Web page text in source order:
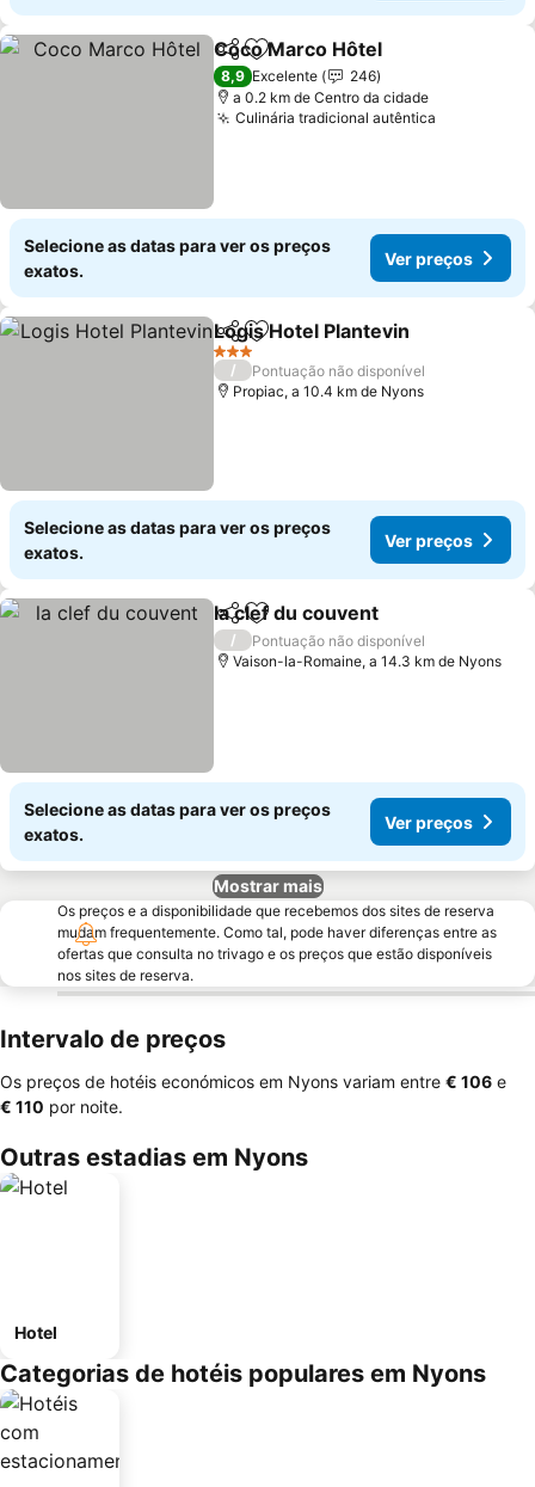
PartilharAdicionar aos favoritos
Coco Marco Hôtel
8,9 Excelente
246
a 0.2 km de Centro da cidade
Culinária tradicional autêntica
Selecione as datas para ver os preços
exatos.
Ver preços
PartilharAdicionar aos favoritos
Logis Hotel Plantevin
3 Estrelas
/
Pontuação não disponível
Propiac, a 10.4 km de Nyons
Selecione as datas para ver os preços
exatos.
Ver preços
PartilharAdicionar aos favoritos
la clef du couvent
/
Pontuação não disponível
Vaison-la-Romaine, a 14.3 km de Nyons
Selecione as datas para ver os preços
exatos.
Ver preços
Mostrar mais
Os preços e a disponibilidade que recebemos dos sites de reserva
mudam frequentemente. Como tal, pode haver diferenças entre as
ofertas que consulta no trivago e os preços que estão disponíveis
nos sites de reserva.
Intervalo de preços
Os preços de hotéis económicos em Nyons variam entre ‎€ 106 e
‎€ 110 por noite.
Outras estadias em Nyons
Hotel
Categorias de hotéis populares em Nyons